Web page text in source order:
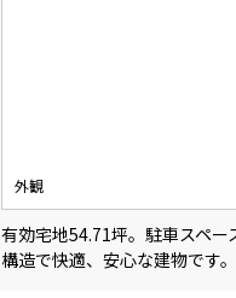
外観
有効宅地54.71坪。駐車スペ
構造で快適、安心な建物です。